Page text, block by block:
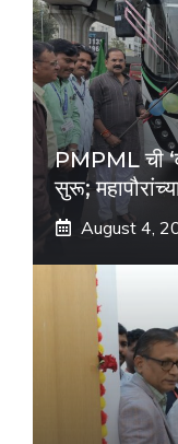
PMPML ची
सुरू;
August 4,